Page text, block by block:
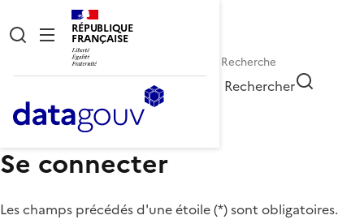
RÉPUBLIQUE
FRANÇAISE
Rechercher
Se connecter
Les champs précédés d'une étoile (*) sont obligatoires.